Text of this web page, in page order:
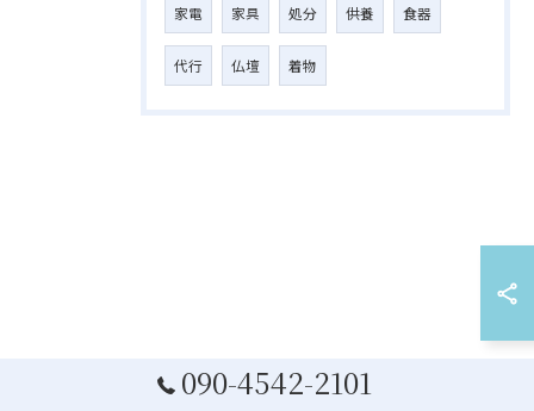
家電 家具 処分 供養 食器
代行 仏壇 着物
090-4542-2101